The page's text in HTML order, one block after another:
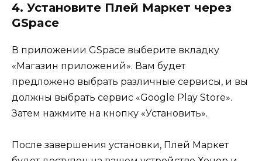
4. Установите Плей Маркет через
GSpace
В приложении GSpace выберите вкладку
«Магазин приложений». Вам будет
предложено выбрать различные сервисы, и вы
должны выбрать сервис «Google Play Store».
Затем нажмите на кнопку «Установить».
После завершения установки, Плей Маркет